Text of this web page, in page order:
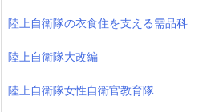
陸上自衛隊の衣食住を支える需品科
陸上自衛隊大改編
陸上自衛隊女性自衛官教育隊